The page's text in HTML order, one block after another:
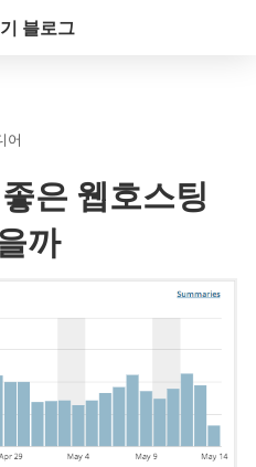
블로그
어
은 웹호스팅
까